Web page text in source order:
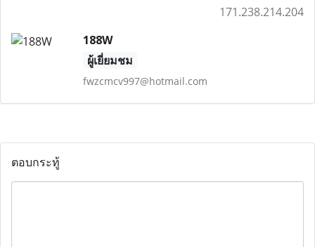
171.238.214.204
188W
ผู้เยี่ยมชม
fwzcmcv997@hotmail.com
ตอบกระทู้